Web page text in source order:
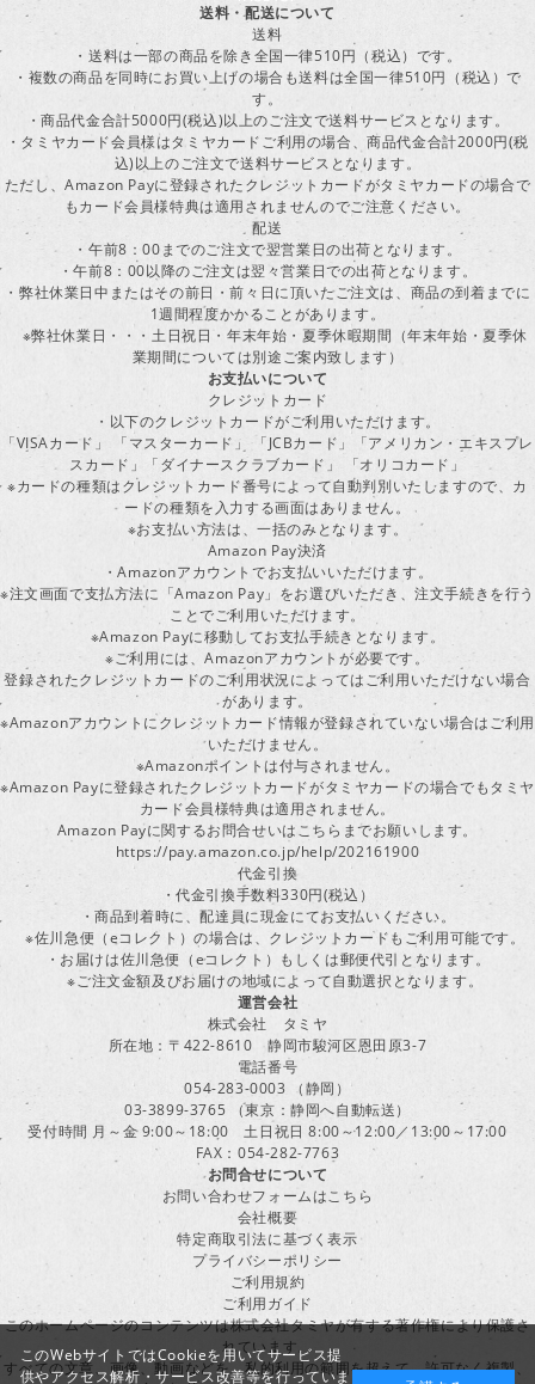
送料・配送について
送料
・送料は一部の商品を除き全国一律510円（税込）です。
・複数の商品を同時にお買い上げの場合も送料は全国一律510円（税込）で
す。
・商品代金合計5000円(税込)以上のご注文で送料サービスとなります。
・タミヤカード会員様はタミヤカードご利用の場合、商品代金合計2000円(税
込)以上のご注文で送料サービスとなります。
ただし、Amazon Payに登録されたクレジットカードがタミヤカードの場合で
もカード会員様特典は適用されませんのでご注意ください。
配送
・午前8：00までのご注文で翌営業日の出荷となります。
・午前8：00以降のご注文は翌々営業日での出荷となります。
・弊社休業日中またはその前日・前々日に頂いたご注文は、商品の到着までに
1週間程度かかることがあります。
※弊社休業日・・・土日祝日・年末年始・夏季休暇期間（年末年始・夏季休
業期間については別途ご案内致します）
お支払いについて
クレジットカード
・以下のクレジットカードがご利用いただけます。
「VISAカード」 「マスターカード」 「JCBカード」「アメリカン・エキスプレ
スカード」「ダイナースクラブカード」 「オリコカード」
※カードの種類はクレジットカード番号によって自動判別いたしますので、カ
ードの種類を入力する画面はありません。
※お支払い方法は、一括のみとなります。
Amazon Pay決済
・Amazonアカウントでお支払いいただけます。
※注文画面で支払方法に「Amazon Pay」をお選びいただき、注文手続きを行う
ことでご利用いただけます。
※Amazon Payに移動してお支払手続きとなります。
※ご利用には、Amazonアカウントが必要です。
登録されたクレジットカードのご利用状況によってはご利用いただけない場合
があります。
※Amazonアカウントにクレジットカード情報が登録されていない場合はご利用
いただけません。
※Amazonポイントは付与されません。
※Amazon Payに登録されたクレジットカードがタミヤカードの場合でもタミヤ
カード会員様特典は適用されません。
Amazon Payに関するお問合せいはこちらまでお願いします。
https://pay.amazon.co.jp/help/202161900
代金引換
・代金引換手数料330円(税込）
・商品到着時に、配達員に現金にてお支払いください。
※佐川急便（eコレクト）の場合は、クレジットカードもご利用可能です。
・お届けは佐川急便（eコレクト）もしくは郵便代引となります。
※ご注文金額及びお届けの地域によって自動選択となります。
運営会社
株式会社 タミヤ
所在地：〒422-8610 静岡市駿河区恩田原3-7
電話番号
054-283-0003 （静岡）
03-3899-3765 （東京：静岡へ自動転送）
受付時間 月～金 9:00～18:00 土日祝日 8:00～12:00／13:00～17:00
FAX：054-282-7763
お問合せについて
お問い合わせフォームはこちら
会社概要
特定商取引法に基づく表示
プライバシーポリシー
ご利用規約
ご利用ガイド
このホームページのコンテンツは株式会社タミヤが有する著作権により保護さ
れています。
すべての文章、画像、動画などを、私的利用の範囲を超えて、許可なく複製、
このWebサイトではCookieを用いてサービス提
供やアクセス解析・サービス改善等を行っていま